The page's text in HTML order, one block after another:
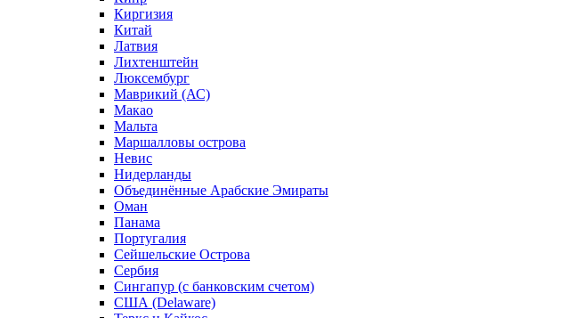
Киргизия
Китай
Латвия
Лихтенштейн
Люксембург
Маврикий (АС)
Макао
Мальта
Маршалловы острова
Нeвис
Нидерланды
Объединённые Арабские Эмираты
Оман
Панама
Португалия
Сейшельские Острова
Сербия
Сингапур (c банковским счетом)
США (Delaware)